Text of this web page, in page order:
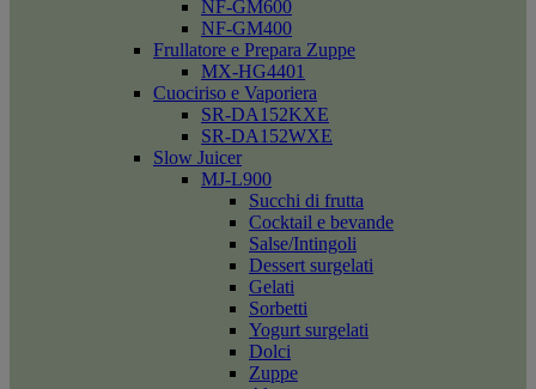
NF-GM600
NF-GM400
Frullatore e Prepara Zuppe
MX-HG4401
Cuociriso e Vaporiera
SR-DA152KXE
SR-DA152WXE
Slow Juicer
MJ-L900
Succhi di frutta
Cocktail e bevande
Salse/Intingoli
Dessert surgelati
Gelati
Sorbetti
Yogurt surgelati
Dolci
Zuppe